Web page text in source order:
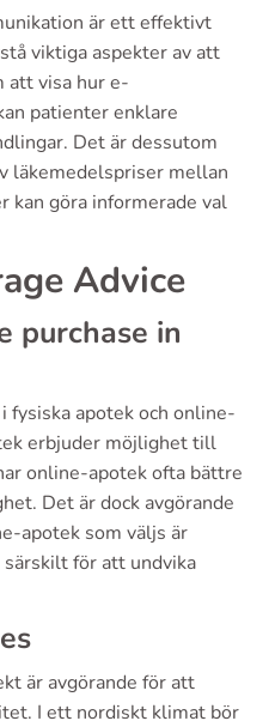
är ett effektivt
viktiga aspekter av att
att visa hur e-
patienter enklare
Det är dessutom
läkemedelspriser mellan
kan göra informerade val
Advice
purchase in
fysiska apotek och online-
erbjuder möjlighet till
online-apotek ofta bättre
Det är dock avgörande
apotek som väljs är
för att undvika
är avgörande för att
I ett nordiskt klimat bör